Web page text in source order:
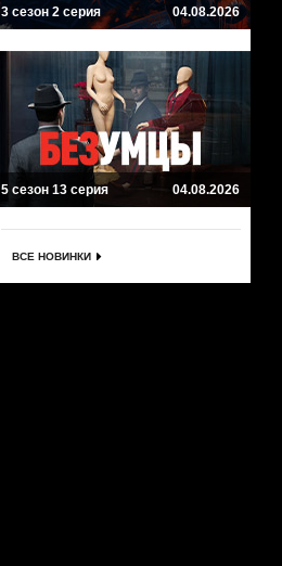
3 сезон 2 серия 04.08.2026
5 сезон 13 серия 04.08.2026
ВСЕ НОВИНКИ